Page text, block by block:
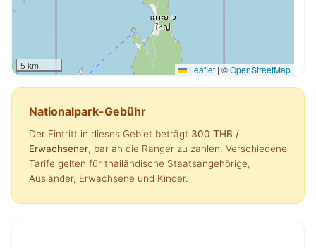
5 km Leaflet | ©OpenStreetMap
Nationalpark-Gebühr
Der Eintritt in dieses Gebiet beträgt 300 THB /
Erwachsener, bar an die Ranger zu zahlen. Verschiedene
Tarife gelten für thailändische Staatsangehörige,
Ausländer, Erwachsene und Kinder.